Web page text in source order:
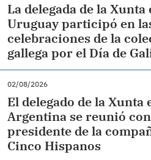
La delegada de la Xunta
Uruguay participó en
celebraciones de la
gallega por el Día de
02/08/2026
El delegado de la Xunta
Argentina se reunió
presidente de la
Cinco Hispanos